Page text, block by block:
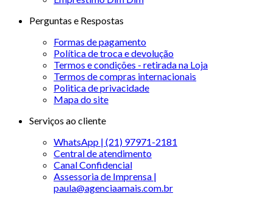
Perguntas e Respostas
Formas de pagamento
Política de troca e devolução
Termos e condições - retirada na Loja
Termos de compras internacionais
Politica de privacidade
Mapa do site
Serviços ao cliente
WhatsApp | (21) 97971-2181
Central de atendimento
Canal Confidencial
Assessoria de Imprensa |
paula@agenciaamais.com.br